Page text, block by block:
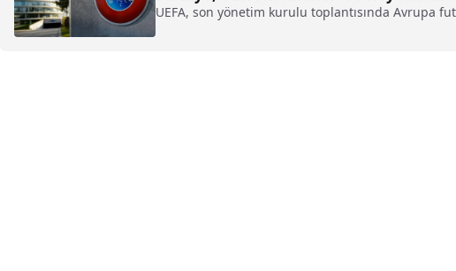
UEFA, son yönetim kurulu toplantısında Avrupa